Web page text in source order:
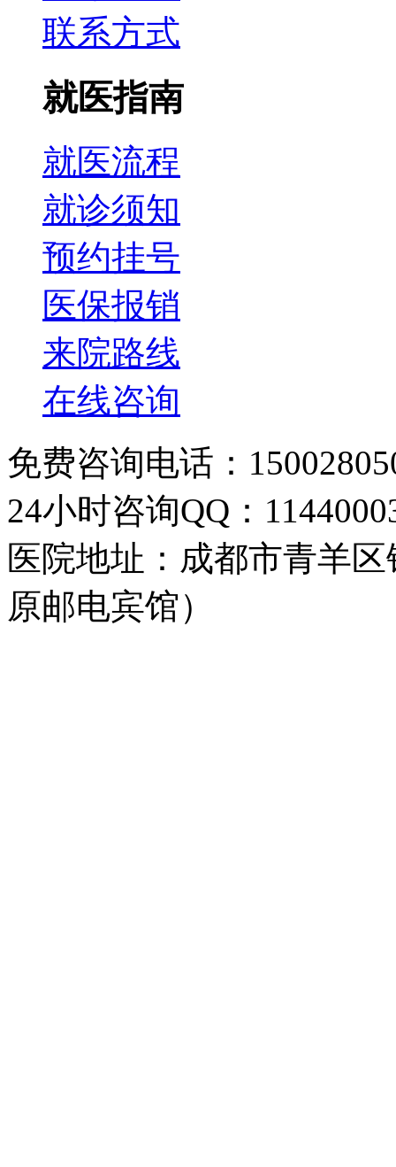
联系方式
就医指南
就医流程
就诊须知
预约挂号
医保报销
来院路线
在线咨询
免费咨询电话：
24小时咨询QQ：
医院地址：成都市青羊
原邮电宾馆）